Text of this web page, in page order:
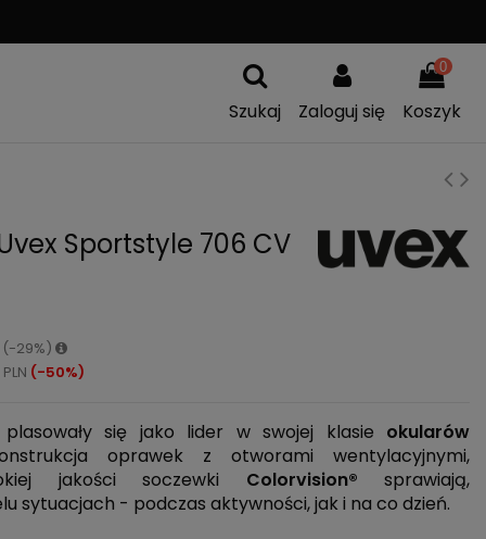
Szukaj Zaloguj się
0
Koszyk
Sportstyle 706 CV
(-29%)
(-50%)
się jako lider w swojej klasie okularów
oprawek z otworami wentylacyjnymi,
jakości soczewki Colorvision®
sprawiają,
sytuacjach - podczas aktywności, jak i na co dzień.